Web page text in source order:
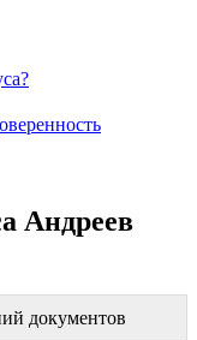
Андреев
документов